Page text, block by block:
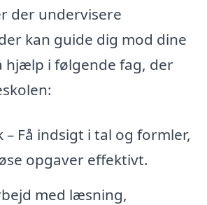
der undervisere
kan guide dig mod dine
hjælp i følgende fag, der
– Få indsigt i tal og formler,
opgaver effektivt.
med læsning,